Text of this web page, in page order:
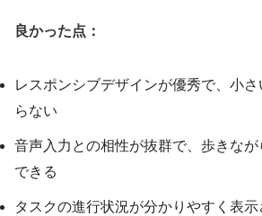
良かった点：
レスポンシブデザインが優秀で、小
らない
音声入力との相性が抜群で、歩きな
できる
タスクの進行状況が分かりやすく表示